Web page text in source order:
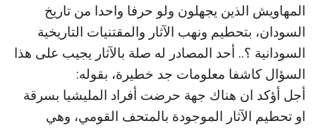
المهاويش الذين يجهلون ولو حرفا واحدا من تاريخ
السودان، بتحطيم ونهب الآثار والمقتنيات التاريخية
السودانية ؟.. أحد المصادر له صلة بالآثار يجيب على هذا
السؤال كاشفا معلومات جد خطيرة، بقوله:
أجل أؤكد ان هناك جهة حرضت أفراد المليشيا بسرقة
او تحطيم الآثار الموجودة بالمتحف القومي، وهي